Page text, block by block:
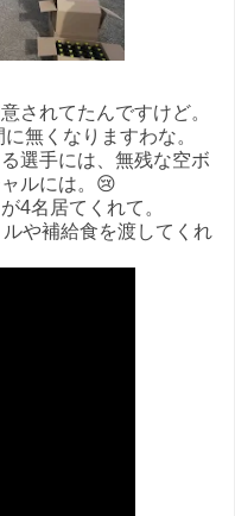
されてたんですけど。
無くなりますわな。
選手には、無残な空ボ
ルには。😢
4名居てくれて。
や補給食を渡してくれ